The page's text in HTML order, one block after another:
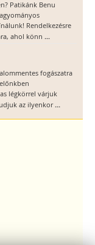
Patikánk Benu
Rendelkezésre
ahol könn ...
fogászatra
légkörrel várjuk
az ilyenkor...